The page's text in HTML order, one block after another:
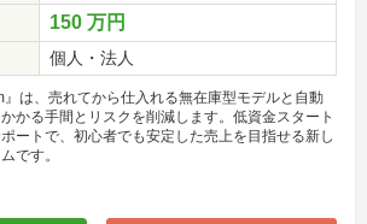
150 万円
個人・法人
』は、売れてから仕入れる無在庫型モデルと自動
かる手間とリスクを削減します。低資金スタート
ートで、初心者でも安定した売上を目指せる新し
です。